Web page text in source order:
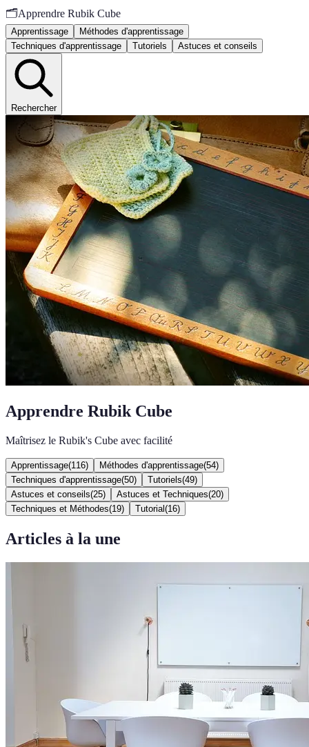
🗂️Apprendre Rubik Cube
Apprentissage
Méthodes d'apprentissage
Techniques d'apprentissage
Tutoriels Astuces et conseils
Rechercher
Apprendre Rubik Cube
Maîtrisez le Rubik's Cube avec facilité
Apprentissage(116) Méthodes d'apprentissage(54)
Techniques d'apprentissage(50) Tutoriels(49)
Astuces et conseils(25) Astuces et Techniques(20)
Techniques et Méthodes(19) Tutorial (16)
Articles à la une